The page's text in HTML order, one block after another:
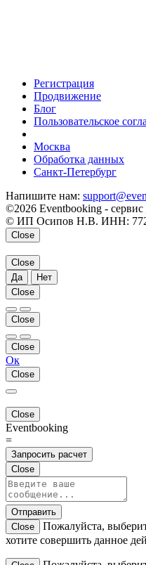
Регистрация
Продвижение
Блог
Пользовательское
Москва
Обработка данных
Санкт-Петербург
Напишите нам:
©2026 Eventbooking -
© ИП Осипов Н.В. ИНН:
Close
Close
Да
Нет
Close
Close
Close
Ок
Close
Close
Eventbooking
=
Запросить расчет
Close
Отправить
Close
Пожалуйста,
хотите совершить данное